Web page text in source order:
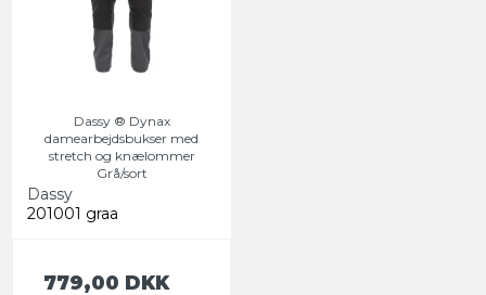
Dassy ® Dynax
damearbejdsbukser med
stretch og knælommer
Grå/sort
Dassy
201001 graa
779,00 DKK